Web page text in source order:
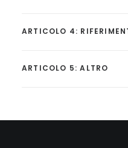
ARTICOLO 4:
ARTICOLO 5: ALTRO